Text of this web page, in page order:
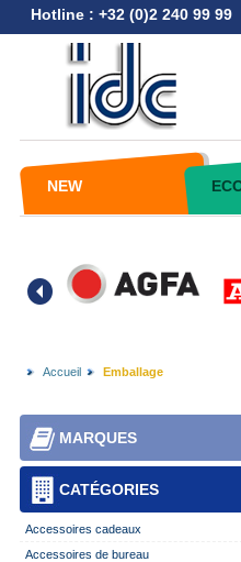
Hotline : +32 (0)2 240 99 99
NEW
Accueil Emballage
CATÉGORIES
MARQUES
Accessoires cadeaux
Accessoires de bureau